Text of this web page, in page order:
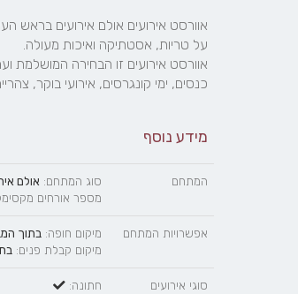
כנסים, ימי קונגרסים, אירועי בוקר,
מידע נוסף
המתחם סוג המתחם: אולם
מספר אורחים
אפשרויות המתחם מיקום חופה: בתוך
מיקום קבלת פנים:
סוגי אירועים
חתונה: